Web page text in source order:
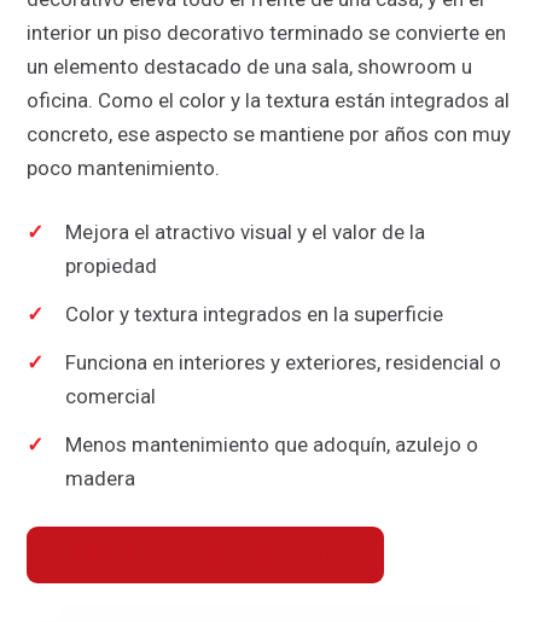
interior un piso decorativo terminado se convierte en
un elemento destacado de una sala, showroom u
oficina. Como el color y la textura están integrados al
concreto, ese aspecto se mantiene por años con muy
poco mantenimiento.
Mejora el atractivo visual y el valor de la
propiedad
Color y textura integrados en la superficie
Funciona en interiores y exteriores, residencial o
comercial
Menos mantenimiento que adoquín, azulejo o
madera